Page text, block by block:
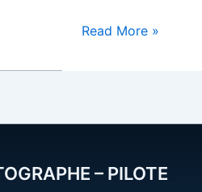
Read More »
– PILOTE